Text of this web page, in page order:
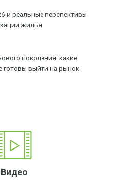
и реальные перспективы
жилья
поколения: какие
готовы выйти на рынок
Видео